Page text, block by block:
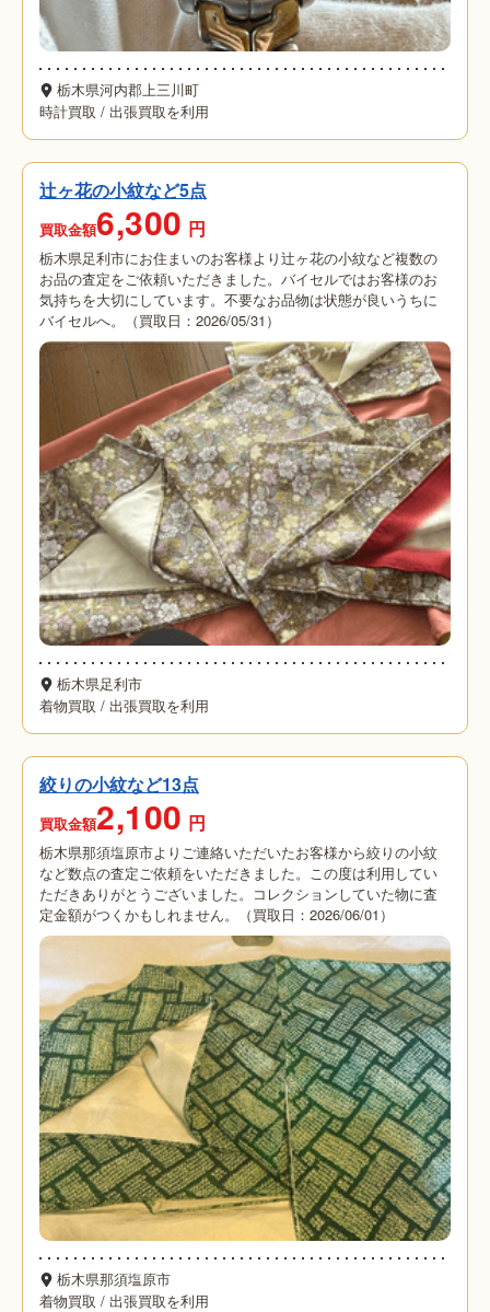
栃木県河内郡上三川町
時計買取 / 出張買取を利用
辻ヶ花の小紋など5点
買取金額6,300 円
栃木県足利市にお住まいのお客様より辻ヶ花の小紋など複数の
お品の査定をご依頼いただきました。バイセルではお客様のお
気持ちを大切にしています。不要なお品物は状態が良いうちに
バイセルへ。（買取日：2026/05/31）
栃木県足利市
着物買取 / 出張買取を利用
絞りの小紋など13点
買取金額2,100 円
栃木県那須塩原市よりご連絡いただいたお客様から絞りの小紋
など数点の査定ご依頼をいただきました。この度は利用してい
ただきありがとうございました。コレクションしていた物に査
定金額がつくかもしれません。（買取日：2026/06/01）
栃木県那須塩原市
着物買取 / 出張買取を利用